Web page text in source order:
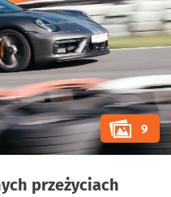
9
przeżyciach